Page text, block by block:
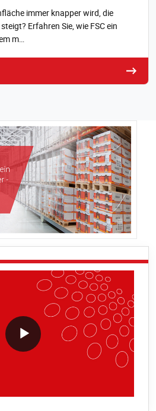
immer knapper wird, die
Erfahren Sie, wie FSC ein
m…
VideoWithLightboxBlock